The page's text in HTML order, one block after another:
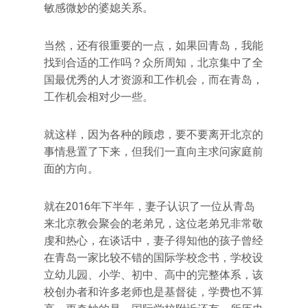
敏感微妙的婆媳关系。
当然，还有很重要的一点，如果回青岛，我能
找到合适的工作吗？众所周知，北京集中了全
国最优秀的人才资源和工作机会，而在青岛，
工作机会相对少一些。
就这样，因为各种的顾虑，要不要离开北京的
事情悬置了下来，但我们一直向主求问家庭前
面的方向。
就在2016年下半年，妻子认识了一位从青岛
来北京教会聚会的老弟兄，这位老弟兄非常敬
虔和热心，在谈话中，妻子得知他的孩子曾经
在青岛一家比较不错的国际学校念书，学校设
立幼儿园、小学、初中、高中的完整体系，该
校创办者和许多老师也是基督徒，学费也不算